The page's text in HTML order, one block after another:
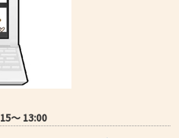
〜 13:00